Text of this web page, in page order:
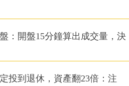
：開盤15分鐘算出成交量，決
投到退休，資產翻23倍：注